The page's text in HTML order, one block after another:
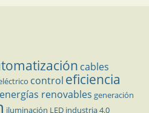
cables
control eficiencia
energías renovables generación
iluminación LED industria 4.0